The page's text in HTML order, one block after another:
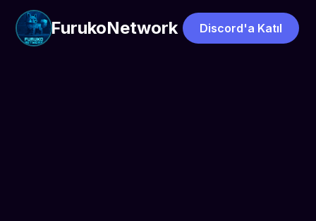
FurukoNetwork Discord'a Katıl